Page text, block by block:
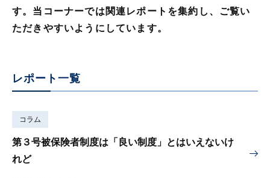
す。当コーナーでは関連レポートを集約し、ご覧い
ただきやすいようにしています。
レポート一覧
コラム
第３号被保険者制度は「良い制度」とはいえないけ
れど